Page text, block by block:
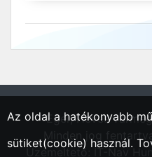
"Eger, Heves
Minden jog
Üzemeltető: IT-Nav
Az oldal a hatékonyabb
sütiket(cookie) használ.